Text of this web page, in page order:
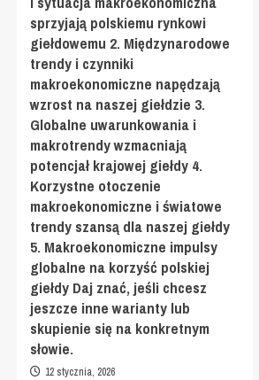
sprzyjają polskiemu rynkowi
giełdowemu 2. Międzynarodowe
trendy i czynniki
makroekonomiczne napędzają
wzrost na naszej giełdzie 3.
Globalne uwarunkowania i
makrotrendy wzmacniają
potencjał krajowej giełdy 4.
Korzystne otoczenie
makroekonomiczne i światowe
trendy szansą dla naszej giełdy
5. Makroekonomiczne impulsy
globalne na korzyść polskiej
giełdy Daj znać, jeśli chcesz
jeszcze inne warianty lub
skupienie się na konkretnym
słowie.
12 stycznia, 2026